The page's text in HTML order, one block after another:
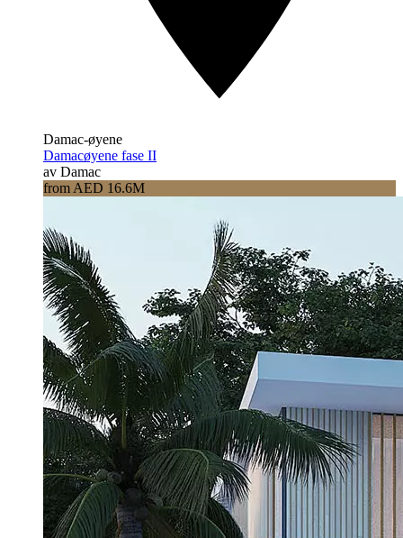
Damac-øyene
Damacøyene fase II
av Damac
from AED 16.6M